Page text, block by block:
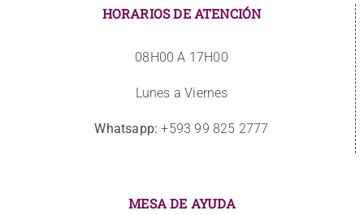
HORARIOS DE ATENCIÓN
08H00 A 17H00
Lunes a Viernes
Whatsapp: +593 99 825 2777
MESA DE AYUDA